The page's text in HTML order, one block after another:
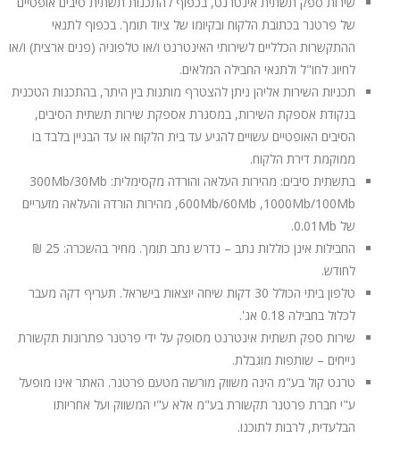
של פרטנר בכתובת הלקוח ובקיומו של ציוד תומך. בכפוף לתנאי
ההתקשרות הכלליים לשירותי האינטרנט ו/או טלפוניה (פנים ארצית) ו/או
לחיוג לחו"ל ולתנאי החבילה המלאים.
תכניות השירות אליהן ניתן להצטרף מותנות בין היתר, בהתכנות הטכנית
בנקודת אספקת השירות, במסגרת אספקת שירות תשתית הסיבים,
הסיבים האופטיים עשויים להגיע עד בית הלקוח או עד הבניין בלבד בו
ממוקמת דירת הלקוח.
בתשתית סיבים: מהירות העלאה והורדה מקסימלית: 300Mb/30Mb
,600Mb/60Mb ,1000Mb/100Mb מהירות הורדה והעלאה מזעריים
של 0.01Mb.
החבילות אינן כוללות נתב – נדרש נתב תומך. מחיר בהשכרה: 25 ₪
לחודש.
טלפון ביתי הכולל 30 דקות שיחה יוצאות בישראל. תעריף דקה מעבר
לכלול בחבילה 0.18 אג'.
שירות ספק תשתית אינטרנט מסופק על ידי פרטנר פתרונות תקשורת
נייחים – שותפות מוגבלת.
טרגט קול בע"מ הינה משווק מורשה מטעם פרטנר. האתר אינו מופעל
ע"י חברת פרטנר תקשורת בע"מ אלא ע"י המשווק ועל אחריותו
הבלעדית, לרבות לתוכנו.